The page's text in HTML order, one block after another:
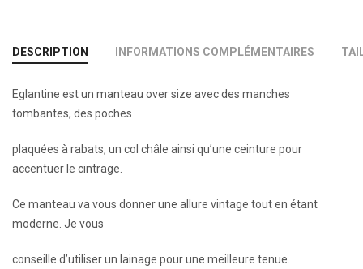
DESCRIPTION INFORMATIONS COMPLÉMENTAIRES
Eglantine est un manteau over size avec des manches
tombantes, des poches
plaquées à rabats, un col châle ainsi qu’une ceinture pour
accentuer le cintrage.
Ce manteau va vous donner une allure vintage tout en étant
moderne. Je vous
conseille d’utiliser un lainage pour une meilleure tenue.